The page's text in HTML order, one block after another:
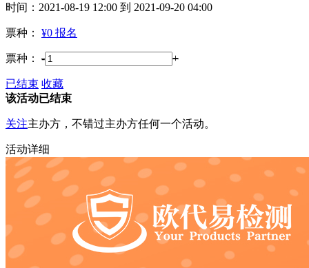
时间： 2021-08-19 12:00 到 2021-09-20 04:00
票种： ¥0 报名
票种： - +
已结束 收藏
该活动已结束
关注主办方，不错过主办方任何一个活动。
活动详细